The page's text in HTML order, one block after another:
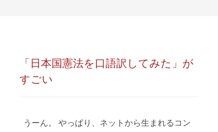
「日本国憲法を口語訳してみた」が
すごい
うーん。 やっぱり、ネットから生まれるコン